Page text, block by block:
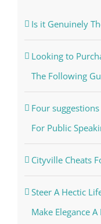
Is it Genuinely
Looking to
The Following
Four
For Public
Cityville Cheats
Steer A Hectic
Make Elegance